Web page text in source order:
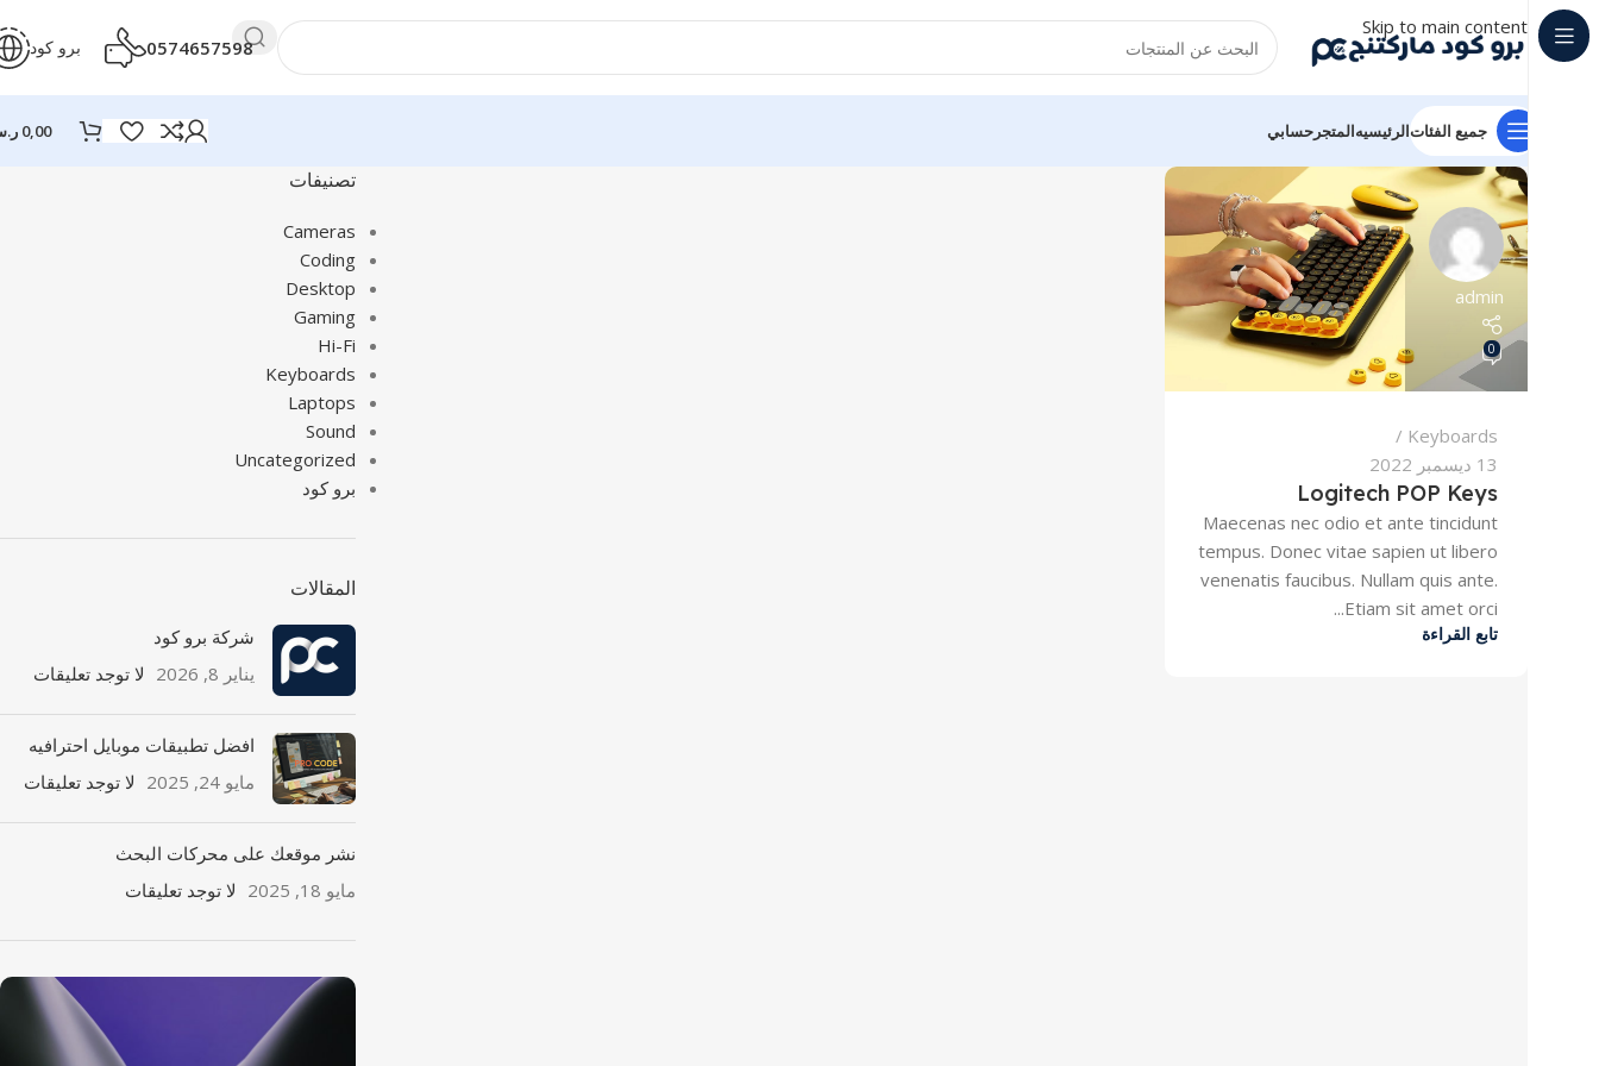
Skip to main content
0574657598
برو كود
جميع الفئاتالرئيسيهالمتجر حسابي 0,00
admin
0
Keyboards
13 ديسمبر 2022
Logitech POP Keys
Maecenas nec odio et ante tincidunt
tempus. Donec vitae sapien ut libero
venenatis faucibus. Nullam quis ante.
Etiam sit amet orci...
تابع القراءة
تصنيفات
Cameras
Coding
Desktop
Gaming
Hi-Fi
Keyboards
Laptops
Sound
Uncategorized
برو كود
المقالات
شركة برو كود
يناير 8, 2026 لا توجد تعليقات
افضل تطبيقات موبايل احترافيه
مايو 24, 2025 لا توجد تعليقات
نشر موقعك على محركات البحث
مايو 18, 2025 لا توجد تعليقات